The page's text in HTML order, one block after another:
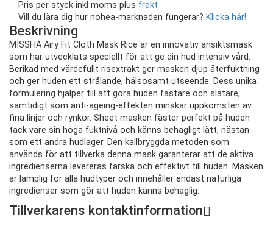
Pris per styck inkl moms plus frakt
Vill du lära dig hur nohea-marknaden fungerar? Klicka här!
Beskrivning
MISSHA Airy Fit Cloth Mask Rice är en innovativ ansiktsmask
som har utvecklats speciellt för att ge din hud intensiv vård.
Berikad med värdefullt risextrakt ger masken djup återfuktning
och ger huden ett strålande, hälsosamt utseende. Dess unika
formulering hjälper till att göra huden fastare och slätare,
samtidigt som anti-ageing-effekten minskar uppkomsten av
fina linjer och rynkor. Sheet masken fäster perfekt på huden
tack vare sin höga fuktnivå och känns behagligt lätt, nästan
som ett andra hudlager. Den kallbryggda metoden som
används för att tillverka denna mask garanterar att de aktiva
ingredienserna levereras färska och effektivt till huden. Masken
är lämplig för alla hudtyper och innehåller endast naturliga
ingredienser som gör att huden känns behaglig.
Tillverkarens kontaktinformation